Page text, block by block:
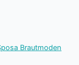
Brautmoden